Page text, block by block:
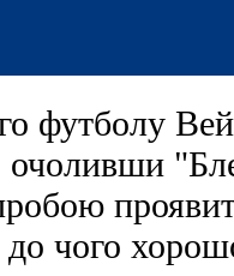
футболу
очоливши
чого